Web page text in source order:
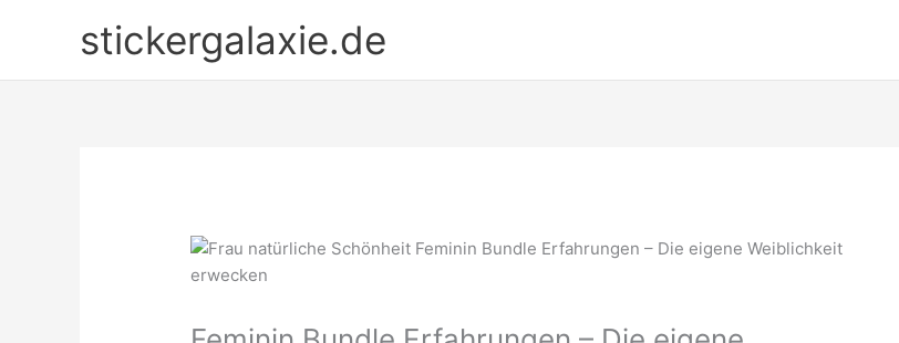
stickergalaxie.de